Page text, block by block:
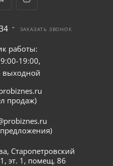
ЗАКАЗАТЬ ЗВОНОК
работы:
19:00,
выходной
продаж)
Старопетровский
эт. 1, помещ. 86